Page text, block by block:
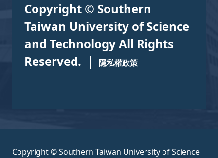
Copyright © Southern
Taiwan University of Science
and Technology All Rights
Reserved. ｜
隱私權政策
Copyright © Southern Taiwan University of Science